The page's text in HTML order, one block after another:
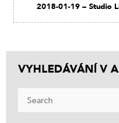
2018-01-19 – Studio
VYHLEDÁVÁNÍ V